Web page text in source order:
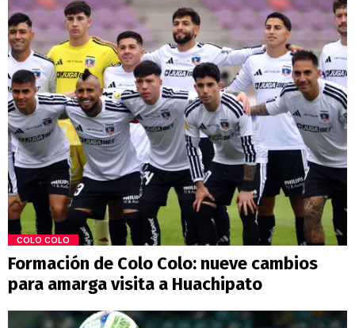
COLO COLO
Formación de Colo Colo: nueve cambios
para amarga visita a Huachipato